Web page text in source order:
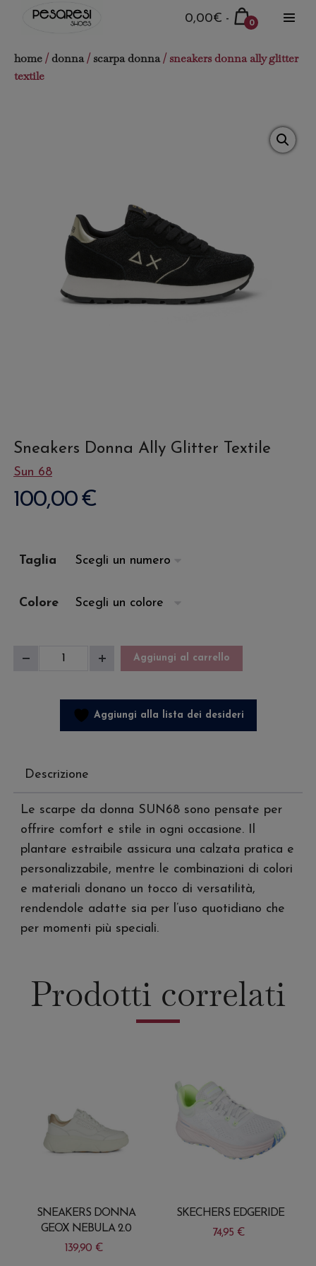
Carrello
spesa
0,00€ -
0
carrello
home/donna/ scarpa donna/ sneakers donna ally glitter
textile
Sneakers Donna Ally Glitter Textile
Sun 68
100,00€
Taglia
Colore
Sneakers
Glitter
Textile
Aumenta
Aggiungi al carrello
Aggiungi alla lista dei desideri
Descrizione
Le scarpe da donna SUN68 sono pensate per
offrire comfort e stile in ogni occasione. Il
plantare estraibile assicura una calzata pratica e
personalizzabile, mentre le combinazioni di colori
e materiali donano un tocco di versatilità,
rendendole adatte sia per l’uso quotidiano che
per momenti più speciali.
Prodotti correlati
SNEAKERS DONNA
GEOX NEBULA 2.0
139,90 €
SKECHERS EDGERIDE
74,95 €